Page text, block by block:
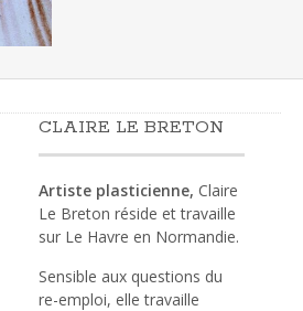
CLAIRE LE BRETON
Artiste plasticienne, Claire
Le Breton réside et travaille
sur Le Havre en Normandie.
Sensible aux questions du
re-emploi, elle travaille